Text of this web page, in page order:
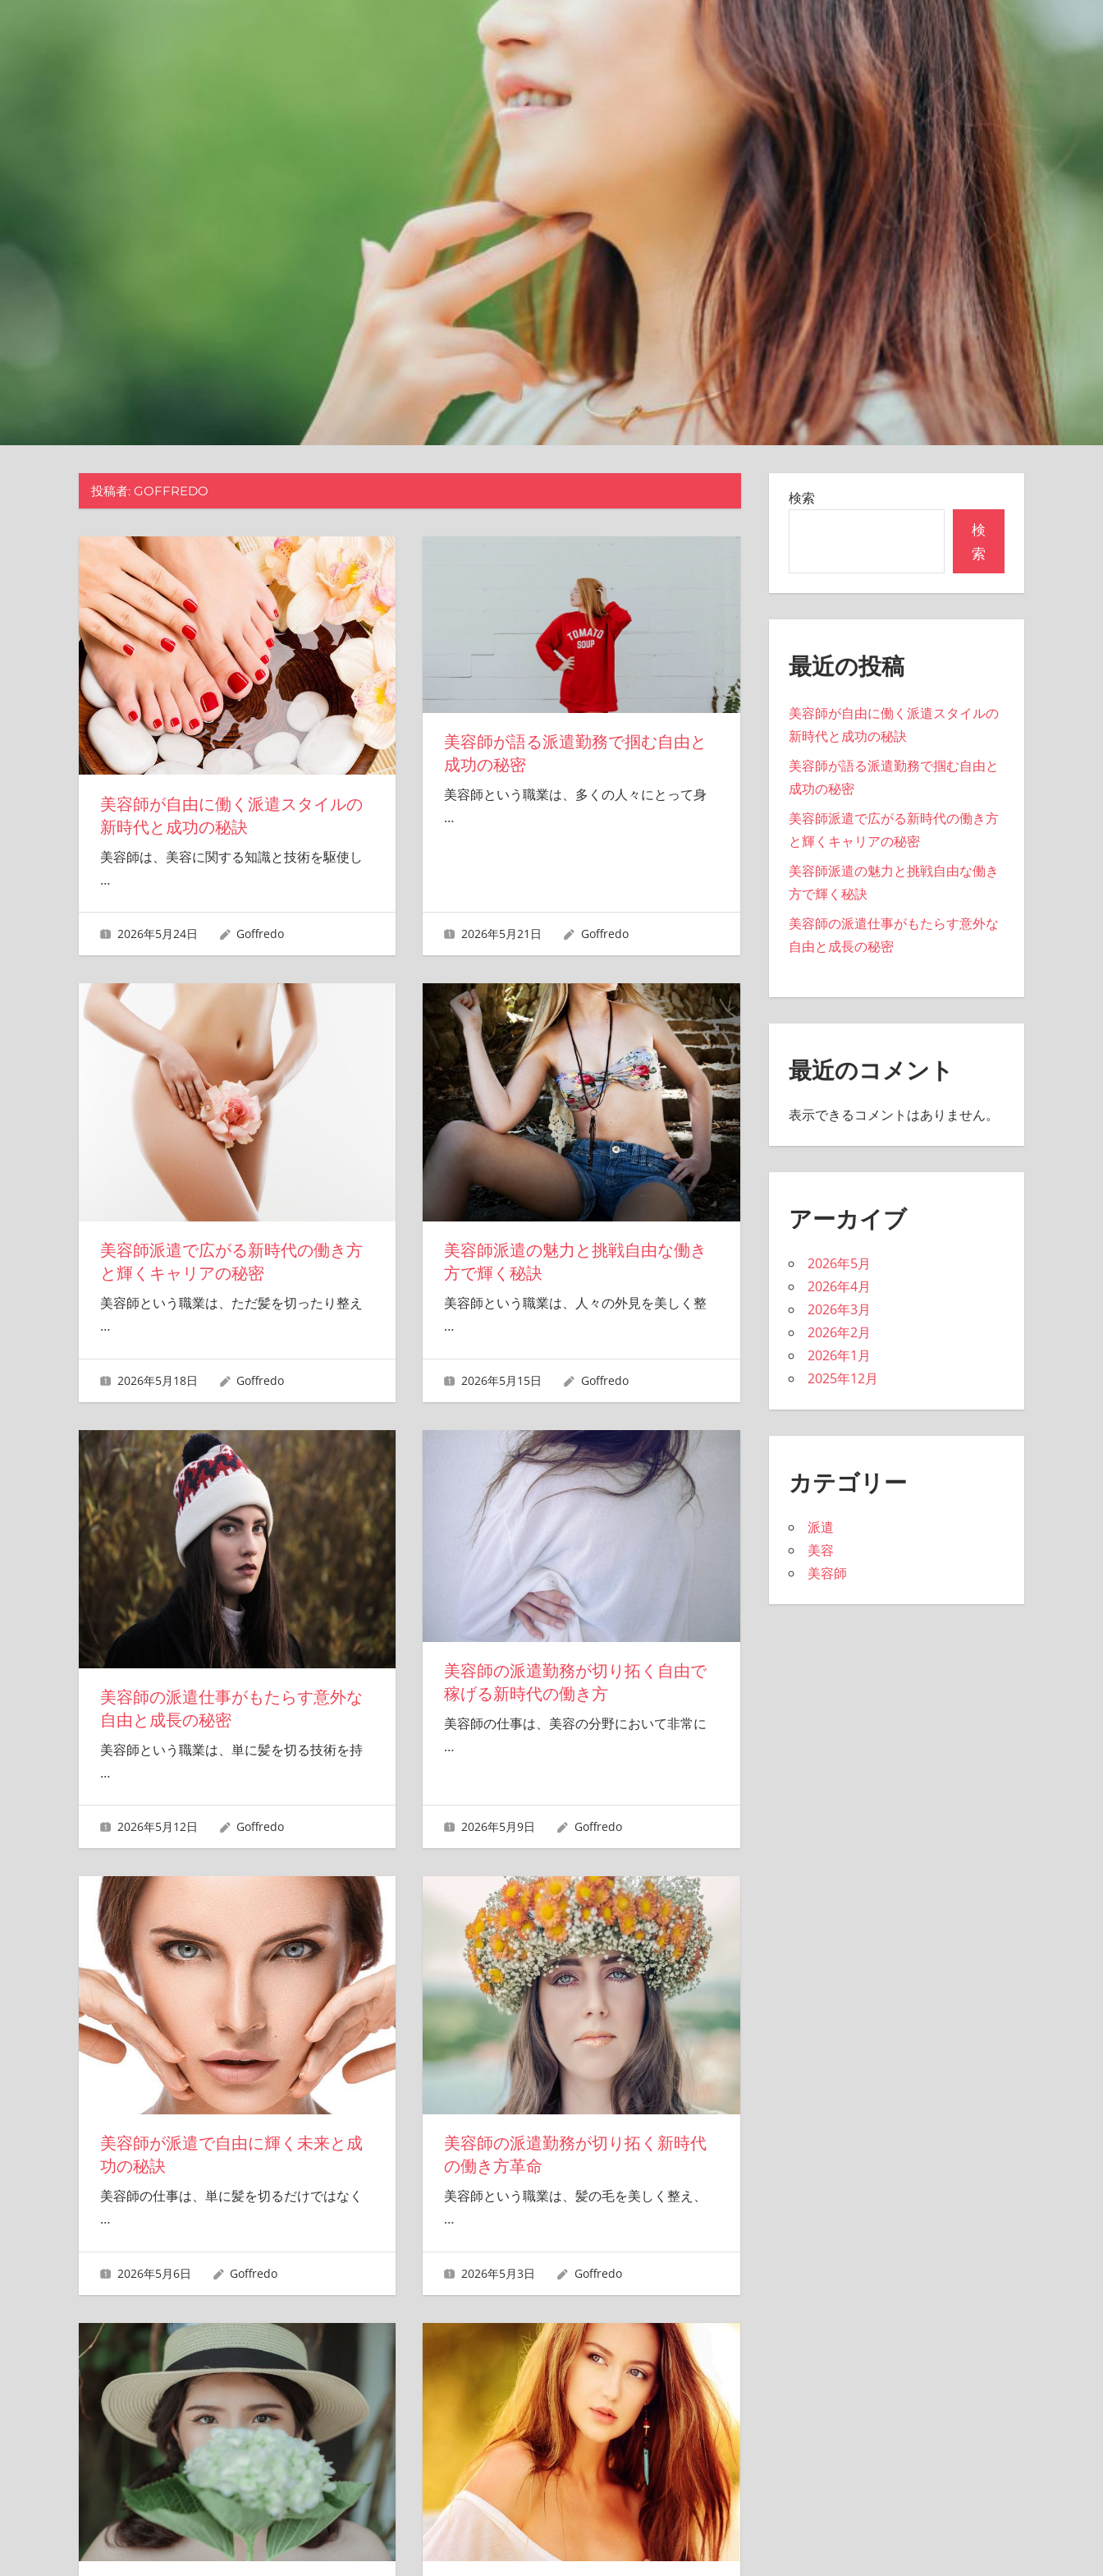
投稿者: GOFFREDO
美容師が自由に働く派遣スタイルの
新時代と成功の秘訣
美容師は、美容に関する知識と技術を駆使し
…
2026年5月24日 Goffredo
美容師が語る派遣勤務で掴む自由と
成功の秘密
美容師という職業は、多くの人々にとって身
…
2026年5月21日 Goffredo
美容師派遣で広がる新時代の働き方
と輝くキャリアの秘密
美容師という職業は、ただ髪を切ったり整え
…
2026年5月18日 Goffredo
美容師派遣の魅力と挑戦自由な働き
方で輝く秘訣
美容師という職業は、人々の外見を美しく整
…
2026年5月15日 Goffredo
美容師の派遣仕事がもたらす意外な
自由と成長の秘密
美容師という職業は、単に髪を切る技術を持
…
2026年5月12日 Goffredo
美容師の派遣勤務が切り拓く自由で
稼げる新時代の働き方
美容師の仕事は、美容の分野において非常に
…
2026年5月9日 Goffredo
美容師が派遣で自由に輝く未来と成
功の秘訣
美容師の仕事は、単に髪を切るだけではなく
…
2026年5月6日 Goffredo
美容師の派遣勤務が切り拓く新時代
の働き方革命
美容師という職業は、髪の毛を美しく整え、
…
2026年5月3日 Goffredo
検索
検
索
最近の投稿
美容師が自由に働く派遣スタイルの
新時代と成功の秘訣
美容師が語る派遣勤務で掴む自由と
成功の秘密
美容師派遣で広がる新時代の働き方
と輝くキャリアの秘密
美容師派遣の魅力と挑戦自由な働き
方で輝く秘訣
美容師の派遣仕事がもたらす意外な
自由と成長の秘密
最近のコメント
表示できるコメントはありません。
アーカイブ
2026年5月
2026年4月
2026年3月
2026年2月
2026年1月
2025年12月
カテゴリー
派遣
美容
美容師